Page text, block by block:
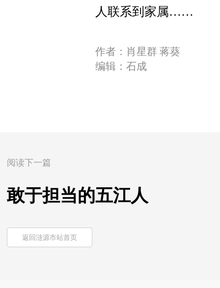
人联系到家属……
作者：肖星群 蒋葵
编辑：石成
阅读下一篇
敢于担当的五江人
返回涟源市站首页